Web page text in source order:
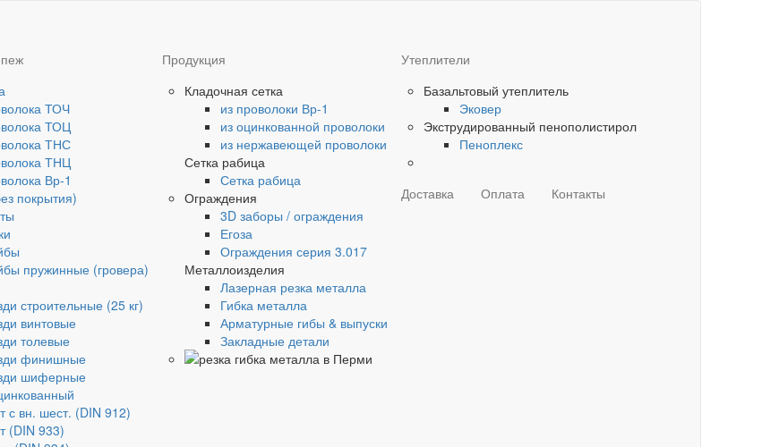
ТОЧ
ТОЦ
ТНС
ТНЦ
Вр-1
покрытия)
пружинные (гровера)
строительные (25 кг)
винтовые
толевые
финишные
шиферные
с вн. шест. (DIN 912)
(DIN 933)
Продукция
Кладочная сетка
из проволоки Вр-1
из оцинкованной проволоки
из нержавеющей проволоки
Сетка рабица
Сетка рабица
Ограждения
3D заборы / ограждения
Егоза
Ограждения серия 3.017
Металлоизделия
Лазерная резка металла
Гибка металла
Арматурные гибы & выпуски
Закладные детали
Утеплители
Базальтовый утеплитель
Эковер
Экструдированный пенополистирол
Пеноплекс
Доставка Оплата Контакты